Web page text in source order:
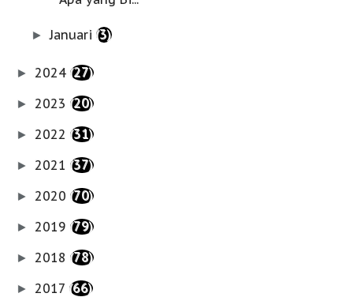
►Januari(3)
► 2024 (27)
► 2023 (20)
► 2022 (31)
► 2021 (37)
► 2020 (70)
► 2019 (79)
► 2018 (78)
► 2017 (66)